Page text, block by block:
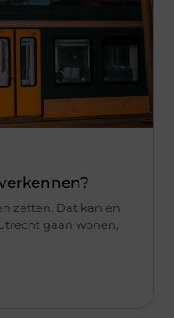
zetten. Dat kan en
gaan wonen,